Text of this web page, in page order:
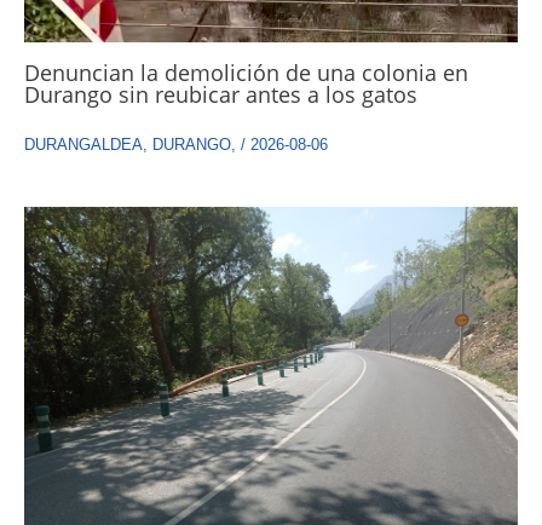
Denuncian la demolición de una colonia en
Durango sin reubicar antes a los gatos
DURANGALDEA, DURANGO, / 2026-08-06